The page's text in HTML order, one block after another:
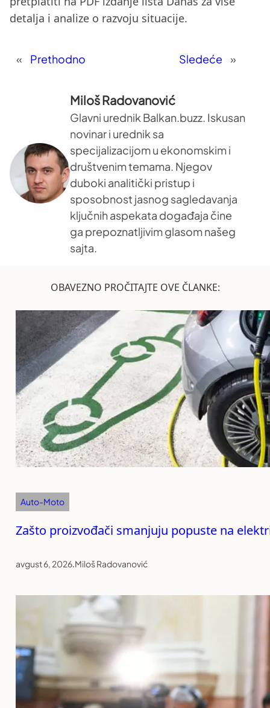
detalja i analize o razvoju situacije.
« Prethodno Sledeće »
Miloš Radovanović
Glavni urednik Balkan.buzz. Iskusan
novinar i urednik sa
specijalizacijom u ekonomskim i
društvenim temama. Njegov
duboki analitički pristup i
sposobnost jasnog sagledavanja
ključnih aspekata događaja čine
ga prepoznatljivim glasom našeg
sajta.
OBAVEZNO PROČITAJTE OVE ČLANKE:
Auto-Moto
Zašto proizvođači smanjuju popuste na
avgust 6, 2026.Miloš Radovanović